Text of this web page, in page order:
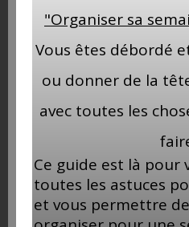
"Organiser sa
Vous êtes débordé
ou donner de la
avec toutes les
Ce guide est là pour
toutes les astuces
et vous permettre